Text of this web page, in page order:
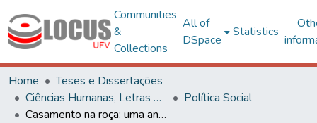
Communities
&
Collections
All of
DSpace
Statistics
Home
Teses e Dissertações
Ciências Humanas, Letras e Artes
Política Social
Casamento na roça: uma análise no município de Porto Firme, Zona da Mata de Minas Gerais